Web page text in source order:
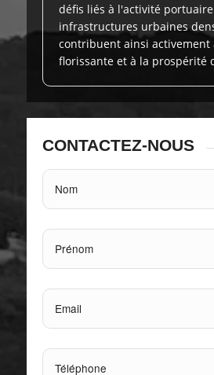
défis liés à l'activité
infrastructures urbaines
contribuent ainsi activement
florissante et à la prospérité
CONTACTEZ-NOUS